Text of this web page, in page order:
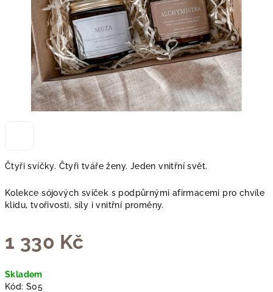
Čtyři svíčky. Čtyři tváře ženy. Jeden vnitřní svět.
Kolekce sójových svíček s podpůrnými afirmacemi pro chvíle
klidu, tvořivosti, síly i vnitřní proměny.
1 330 Kč
cena:
Skladem
Kód: S05